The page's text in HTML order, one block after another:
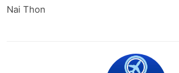
Nai Thon